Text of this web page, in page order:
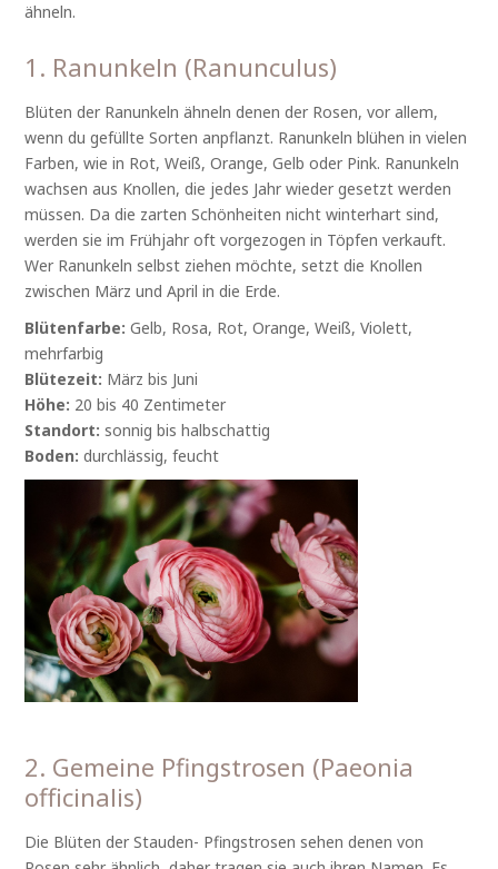
ähneln.
1. Ranunkeln (Ranunculus)
Blüten der Ranunkeln ähneln denen der Rosen, vor allem,
wenn du gefüllte Sorten anpflanzt. Ranunkeln blühen in vielen
Farben, wie in Rot, Weiß, Orange, Gelb oder Pink. Ranunkeln
wachsen aus Knollen, die jedes Jahr wieder gesetzt werden
müssen. Da die zarten Schönheiten nicht winterhart sind,
werden sie im Frühjahr oft vorgezogen in Töpfen verkauft.
Wer Ranunkeln selbst ziehen möchte, setzt die Knollen
zwischen März und April in die Erde.
Blütenfarbe: Gelb, Rosa, Rot, Orange, Weiß, Violett,
mehrfarbig
Blütezeit: März bis Juni
Höhe: 20 bis 40 Zentimeter
Standort: sonnig bis halbschattig
Boden: durchlässig, feucht
2. Gemeine Pfingstrosen (Paeonia
officinalis)
Die Blüten der Stauden- Pfingstrosen sehen denen von